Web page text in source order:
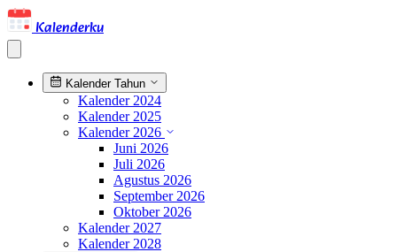
Kalenderku
Kalender Tahun
Kalender 2024
Kalender 2025
Kalender 2026
Juni 2026
Juli 2026
Agustus 2026
September 2026
Oktober 2026
Kalender 2027
Kalender 2028